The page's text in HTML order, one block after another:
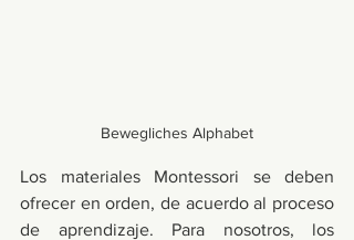
Bewegliches Alphabet
Los materiales Montessori se deben
ofrecer en orden, de acuerdo al proceso
de aprendizaje. Para nosotros, los